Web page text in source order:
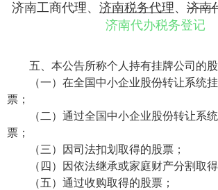
济南工商代理、 济南税务代理、 济南
济南代办税务登记
五、本公告所称个人持有挂牌公司的股
（一）在全国中小企业股份转让系统挂
票；
（二）通过全国中小企业股份转让系统
票；
（三）因司法扣划取得的股票；
（四）因依法继承或家庭财产分割取得
（五）通过收购取得的股票；